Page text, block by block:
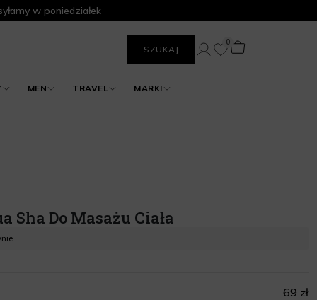
w poniedziałek
SZUKAJ
MEN TRAVEL MARKI
0
Sha Do Masażu Ciała
69 zł